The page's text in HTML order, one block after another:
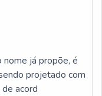
nome já propõe, é
projetado com
acord